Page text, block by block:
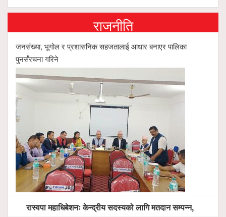
राजनीति
जनसंख्या, भूगोल र प्रशासनिक सहजतालाई आधार बनाएर पालिका
पुनर्संरचना गरिने
रास्वपा महाधिबेशनः केन्द्रीय सदस्यको लागि मतदान सम्पन्न,